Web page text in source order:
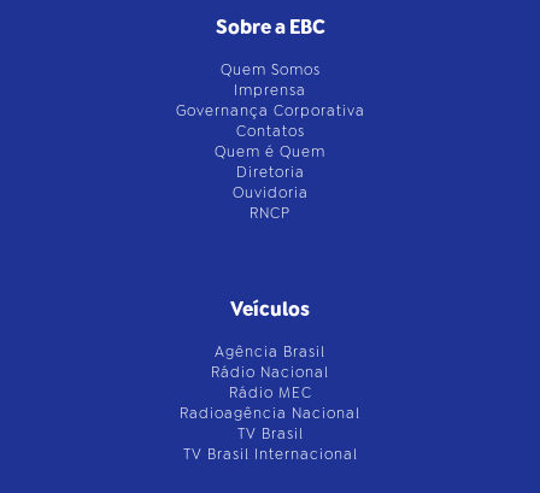
Sobre a EBC
Quem Somos
Imprensa
Governança Corporativa
Contatos
Quem é Quem
Diretoria
Ouvidoria
RNCP
Veículos
Agência Brasil
Rádio Nacional
Rádio MEC
Radioagência Nacional
TV Brasil
TV Brasil Internacional